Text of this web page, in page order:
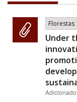
Florestas
Under